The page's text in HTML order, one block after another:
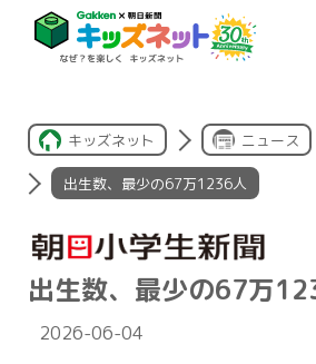
キッズネット ニュース
出生数、最少の67万1236人
出生数、最少の67万
2026-06-04